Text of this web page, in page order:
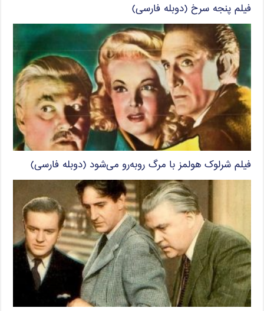
فیلم پنجه سرخ (دوبله فارسی)
فیلم شرلوک هولمز با مرگ روبه‌رو می‌شود (دوبله فارسی)